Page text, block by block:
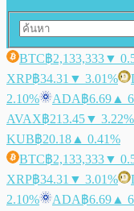
BTC฿2,133,333▼
XRP฿34.31 ▼ 3.01%
2.10%
ADA฿6.69 ▲
AVAX฿213.45▼ 3.22%
KUB฿20.18 ▲ 0.41%
BTC฿2,133,333▼
XRP฿34.31 ▼ 3.01%
2.10%
ADA฿6.69 ▲